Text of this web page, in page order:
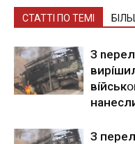
СТАТТІ ПО ТЕМІ
З
З